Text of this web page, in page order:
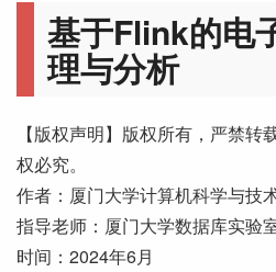
基于Flink的电
理与分析
【版权声明】版权所有，严禁
权必究。
作者：厦门大学计算机科学与技
指导老师：厦门大学数据库实验
时间：2024年6月